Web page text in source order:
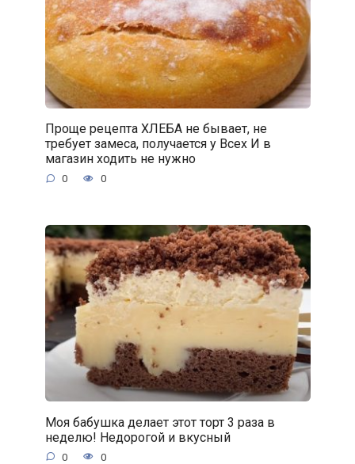
Проще рецепта ХЛЕБА не бывает, не
требует замеса, получается у Всех И в
магазин ходить не нужно
0 0
Моя бабушка делает этот торт 3 раза в
неделю! Недорогой и вкусный
0 0